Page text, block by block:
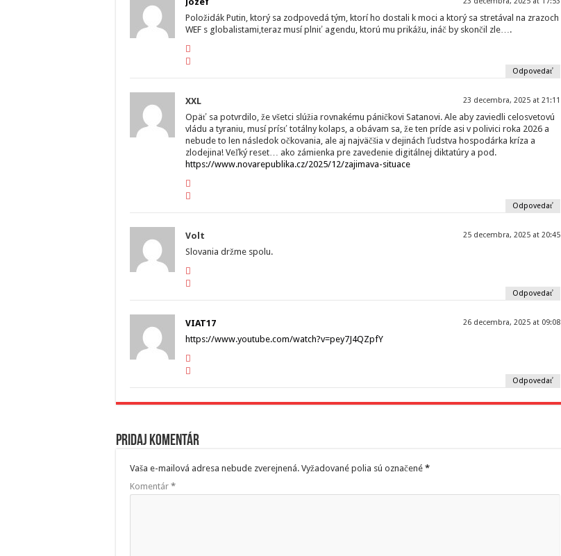
Položidák Putin, ktorý sa zodpovedá tým, ktorí ho dostali k moci a ktorý sa stretával na zrazoch
WEF s globalistami,teraz musí plniť agendu, ktorú mu prikážu, ináč by skončil zle….
Odpovedať
XXL 23 decembra, 2025 at 21:11
Opäť sa potvrdilo, že všetci slúžia rovnakému páničkovi Satanovi. Ale aby zaviedli celosvetovú
vládu a tyraniu, musí prísť totálny kolaps, a obávam sa, že ten príde asi v polivici roka 2026 a
nebude to len následok očkovania, ale aj najväčšia v dejinách ľudstva hospodárka kríza a
zlodejina! Veľký reset… ako zámienka pre zavedenie digitálnej diktatúry a pod.
https://www.novarepublika.cz/2025/12/zajimava-situace
Odpovedať
Volt 25 decembra, 2025 at 20:45
Slovania držme spolu.
Odpovedať
VIAT17 26 decembra, 2025 at 09:08
https://www.youtube.com/watch?v=pey7J4QZpfY
Odpovedať
Pridaj komentár
Vaša e-mailová adresa nebude zverejnená. Vyžadované polia sú označené *
Komentár *